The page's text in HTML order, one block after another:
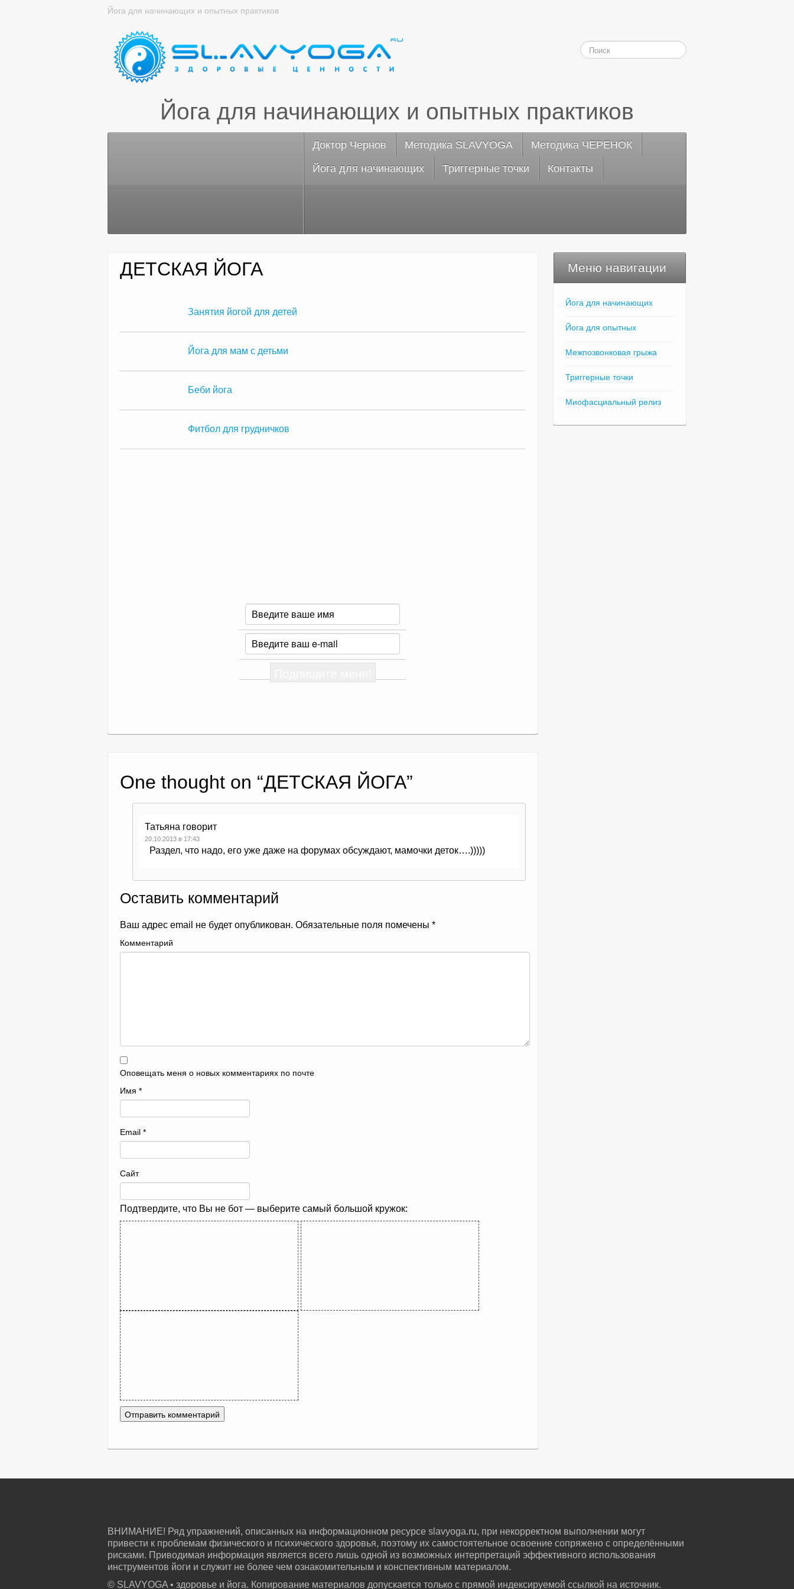
Йога для начинающих и опытных практиков
Йога для начинающих и опытных практиков
Доктор Чернов Методика SLAVYOGA
Методика ЧЕРЕНОК
Йога для начинающих
Триггерные точки Контакты
ДЕТСКАЯ ЙОГА
Занятия йогой для детей
Йога для мам с детьми
Беби йога
Фитбол для грудничков
One thought on “ДЕТСКАЯ ЙОГА”
Татьяна говорит
20.10.2013 в 17:43
Раздел, что надо, его уже даже на форумах обсуждают, мамочки деток….)))))
Оставить комментарий
Ваш адрес email не будет опубликован. Обязательные поля помечены *
Комментарий
Оповещать меня о новых комментариях по почте
Имя *
Email *
Сайт
Подтвердите, что Вы не бот — выберите самый большой кружок:
Меню навигации
Йога для начинающих
Йога для опытных
Межпозвонковая грыжа
Триггерные точки
Миофасциальный релиз
ВНИМАНИЕ! Ряд упражнений, описанных на информационном ресурсе slavyoga.ru, при некорректном выполнении могут
привести к проблемам физического и психического здоровья, поэтому их самостоятельное освоение сопряжено с определёнными
рисками. Приводимая информация является всего лишь одной из возможных интерпретаций эффективного использования
инструментов йоги и служит не более чем ознакомительным и конспективным материалом.
© SLAVYOGA • здоровье и йога. Копирование материалов допускается только с прямой индексируемой ссылкой на источник.